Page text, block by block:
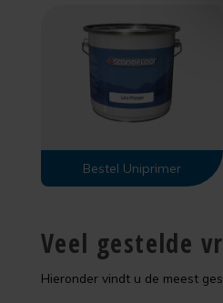
Bestel Uniprimer
Veel gestelde
Hieronder vindt u de meest